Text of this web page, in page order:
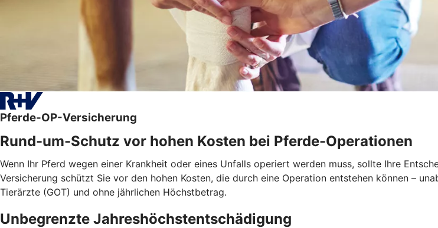
Pferde-OP-Versicherung
Rund-um-Schutz vor hohen Kosten bei Pferde-Operationen
Wenn Ihr Pferd wegen einer Krankheit oder eines Unfalls operiert werden muss, sollte Ihre
Versicherung schützt Sie vor den hohen Kosten, die durch eine Operation entstehen können –
Tierärzte (GOT) und ohne jährlichen Höchstbetrag.
Unbegrenzte Jahreshöchstentschädigung